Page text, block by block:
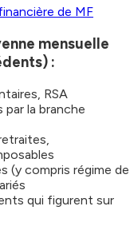
de MF
mensuelle
:
RSA
par la branche
(y compris régime de
qui figurent sur